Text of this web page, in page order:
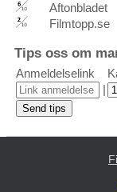
Aftonbladet
Filmtopp.se
Tips oss om
Anmeldelselink
|